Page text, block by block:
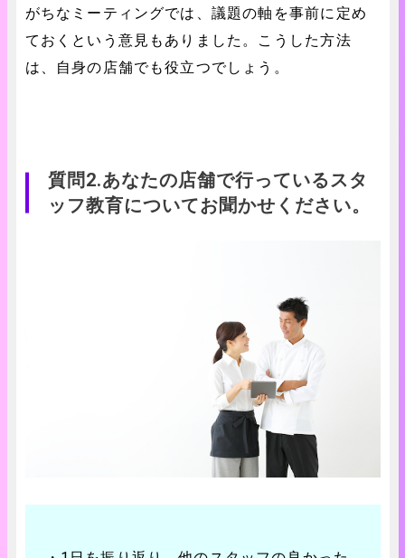
がちなミーティングでは、議題の軸を事前に定め
ておくという意見もありました。こうした方法
は、自身の店舗でも役立つでしょう。
質問2.あなたの店舗で行っているスタ
ッフ教育についてお聞かせください。